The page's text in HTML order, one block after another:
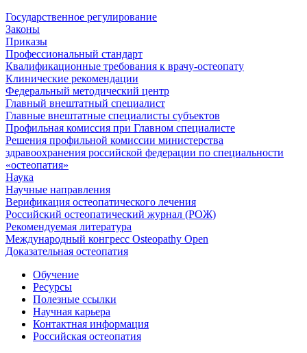
Государственное регулирование
Законы
Приказы
Профессиональный стандарт
Квалификационные требования к врачу-остеопату
Клинические рекомендации
Федеральный методический центр
Главный внештатный специалист
Главные внештатные специалисты субъектов
Профильная комиссия при Главном специалисте
Решения профильной комиссии министерства
здравоохранения российской федерации по специальности
«остеопатия»
Наука
Научные направления
Верификация остеопатического лечения
Российский остеопатический журнал (РОЖ)
Рекомендуемая литература
Международный конгресс Osteopathy Open
Доказательная остеопатия
Обучение
Ресурсы
Полезные ссылки
Научная карьера
Контактная информация
Российская остеопатия